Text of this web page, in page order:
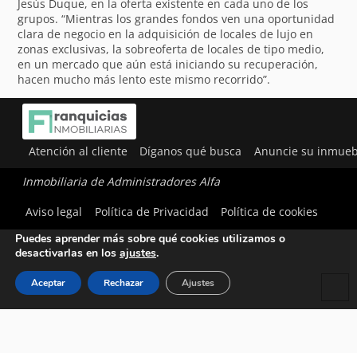
Jesús Duque, en la oferta existente en cada uno de los
grupos. “Mientras los grandes fondos ven una oportunidad
clara de negocio en la adquisición de locales de lujo en
zonas exclusivas, la sobreoferta de locales de tipo medio,
en un mercado que aún está iniciando su recuperación,
hacen mucho más lento este mismo recorrido”.
Atención al cliente Díganos qué busca Anuncie su
Inmobiliaria de Administradores Alfa
Aviso legal
Política de Privacidad Política de cookies
Utilizamos cookies para ofrecerte la mejor experiencia en
Puedes aprender más sobre qué cookies utilizamos o
desactivarlas en los ajustes.
Aceptar Rechazar Ajustes